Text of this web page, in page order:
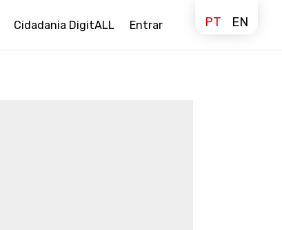
Cidadania DigitALL Entrar PT EN